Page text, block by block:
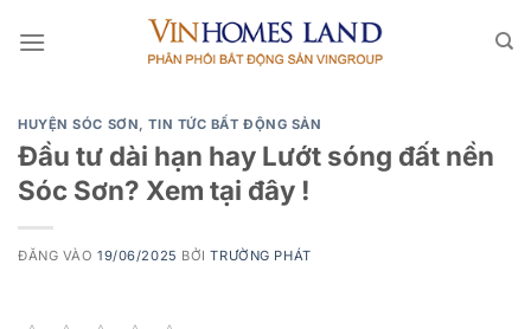
qua
HUYỆN SÓC SƠN,TIN TỨC BẤT ĐỘNG SẢN
Đầu tư dài hạn hay Lướt sóng đất nền
Sóc Sơn? Xem tại đây !
ĐĂNG VÀO19/06/2025 BỞITRƯỜNG PHÁT